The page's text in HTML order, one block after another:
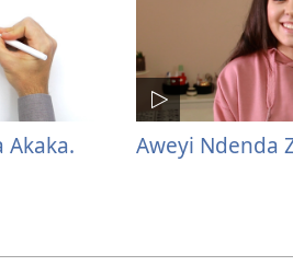
Akaka. Aweyi Ndenda